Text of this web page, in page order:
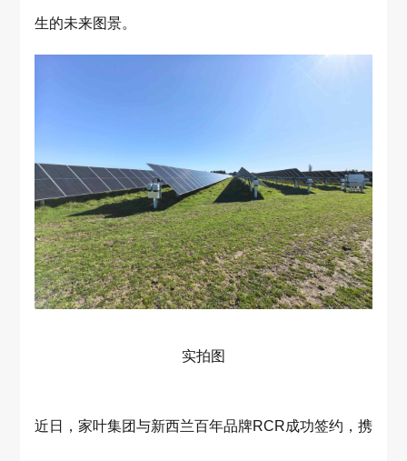
生的未来图景。
实拍图
近日，家叶集团与新西兰百年品牌RCR成功签约，携